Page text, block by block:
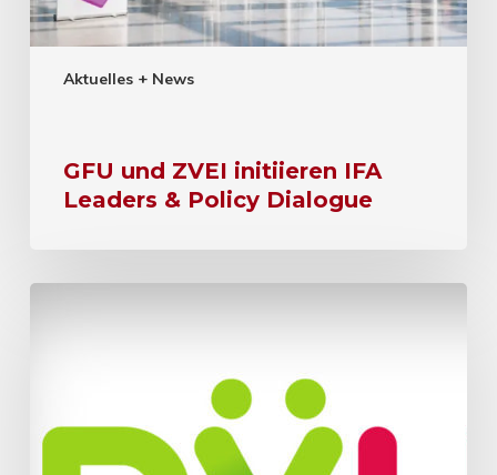
Aktuelles + News
GFU und ZVEI initiieren IFA
Leaders & Policy Dialogue